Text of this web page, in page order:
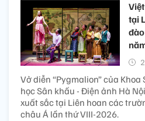
tại
Vở diễn “Pygmalion” của
học Sân khấu - Điện ảnh Hà
xuất sắc tại Liên hoan các
châu Á lần thứ VIII-2026.